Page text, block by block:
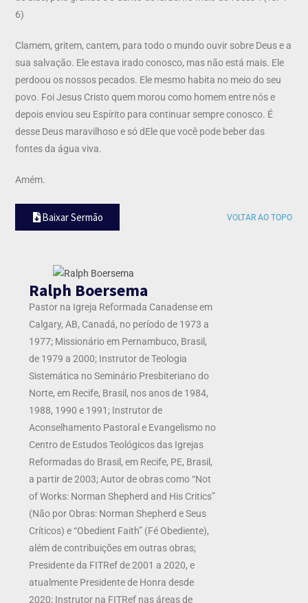
6)
Clamem, gritem, cantem, para todo o mundo ouvir sobre Deus e a
sua salvação. Ele estava irado conosco, mas não está mais. Ele
perdoou os nossos pecados. Ele mesmo habita no meio do seu
povo. Foi Jesus Cristo quem morou como homem entre nós e
depois enviou seu Espírito para continuar sempre conosco. É
desse Deus maravilhoso e só dEle que você pode beber das
fontes da água viva.
Amém.
Baixar Sermão VOLTAR AO TOPO
Ralph Boersema
Pastor na Igreja Reformada Canadense em
Calgary, AB, Canadá, no período de 1973 a
1977; Missionário em Pernambuco, Brasil,
de 1979 a 2000; Instrutor de Teologia
Sistemática no Seminário Presbiteriano do
Norte, em Recife, Brasil, nos anos de 1984,
1988, 1990 e 1991; Instrutor de
Aconselhamento Pastoral e Evangelismo no
Centro de Estudos Teológicos das Igrejas
Reformadas do Brasil, em Recife, PE, Brasil,
a partir de 2003; Autor de obras como “Not
of Works: Norman Shepherd and His Critics”
(Não por Obras: Norman Shepherd e Seus
Críticos) e “Obedient Faith” (Fé Obediente),
além de contribuições em outras obras;
Presidente da FITRef de 2001 a 2020, e
atualmente Presidente de Honra desde
2020; Instrutor na FITRef nas áreas de